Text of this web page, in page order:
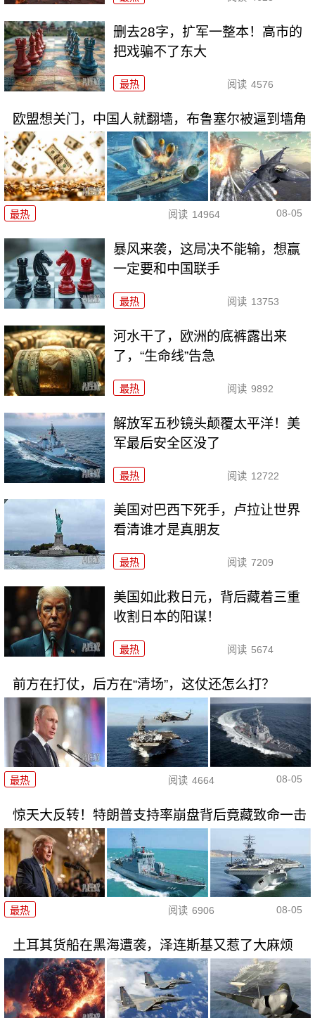
删去28字，扩军一整本！高市的
把戏骗不了东大
最热 阅读 4576
欧盟想关门，中国人就翻墙，布鲁塞尔被逼到墙角
最热 阅读 14964 08-05
暴风来袭，这局决不能输，想赢
一定要和中国联手
最热 阅读 13753
河水干了，欧洲的底裤露出来
了，“生命线”告急
最热 阅读 9892
解放军五秒镜头颠覆太平洋！美
军最后安全区没了
最热 阅读 12722
美国对巴西下死手，卢拉让世界
看清谁才是真朋友
最热 阅读 7209
美国如此救日元，背后藏着三重
收割日本的阳谋！
最热 阅读 5674
前方在打仗，后方在“清场”，这仗还怎么打？
最热 阅读 4664 08-05
惊天大反转！特朗普支持率崩盘背后竟藏致命一击
最热 阅读 6906 08-05
土耳其货船在黑海遭袭，泽连斯基又惹了大麻烦